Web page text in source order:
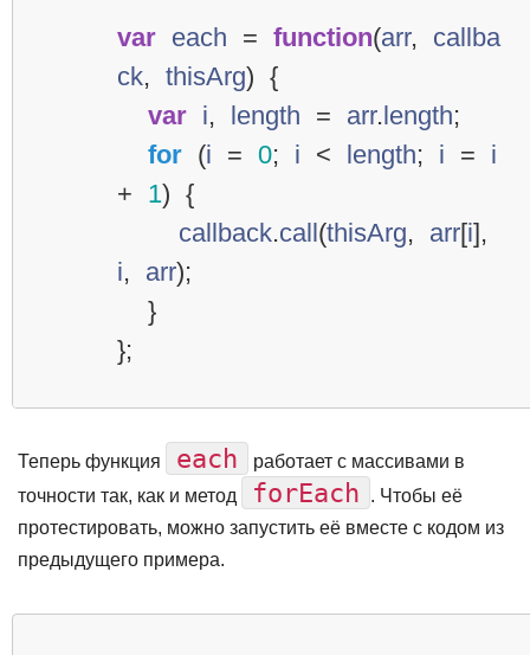
var each = function(arr, callba
ck, thisArg) {
var i, length = arr.length;
for (i = 0; i < length; i = i
+ 1) {
callback.call(thisArg, arr[i],
i, arr);
}
};
Теперь функция each
работает с массивами в
точности так, как и метод
forEach
. Чтобы её
протестировать, можно запустить её вместе с кодом из
предыдущего примера.